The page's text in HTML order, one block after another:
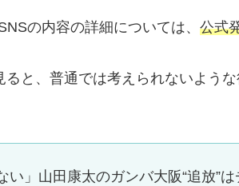
の内容の詳細については、 公式
ると、普通では考えられないよう
い」山田康太のガンバ大阪“追放”